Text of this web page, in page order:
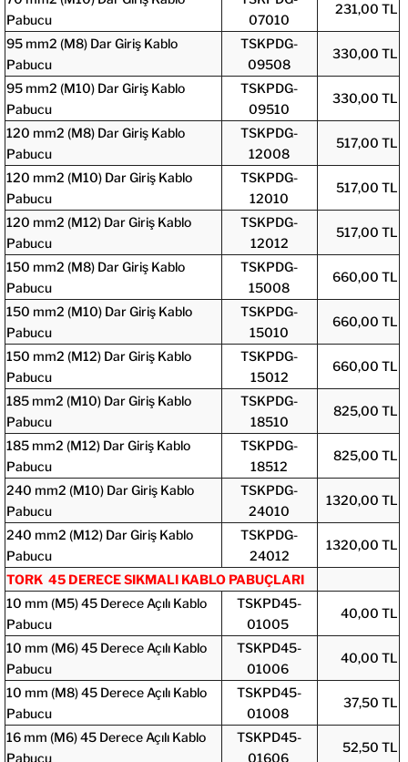
Pabucu
07010
231,00 TL
95 mm2 (M8) Dar Giriş Kablo
Pabucu
TSKPDG-
09508
330,00 TL
95 mm2 (M10) Dar Giriş Kablo
Pabucu
TSKPDG-
09510
330,00 TL
120 mm2 (M8) Dar Giriş Kablo
Pabucu
TSKPDG-
12008
517,00 TL
120 mm2 (M10) Dar Giriş Kablo
Pabucu
TSKPDG-
12010
517,00 TL
120 mm2 (M12) Dar Giriş Kablo
Pabucu
TSKPDG-
12012
517,00 TL
150 mm2 (M8) Dar Giriş Kablo
Pabucu
TSKPDG-
15008
660,00 TL
150 mm2 (M10) Dar Giriş Kablo
Pabucu
TSKPDG-
15010
660,00 TL
150 mm2 (M12) Dar Giriş Kablo
Pabucu
TSKPDG-
15012
660,00 TL
185 mm2 (M10) Dar Giriş Kablo
Pabucu
TSKPDG-
18510
825,00 TL
185 mm2 (M12) Dar Giriş Kablo
Pabucu
TSKPDG-
18512
825,00 TL
240 mm2 (M10) Dar Giriş Kablo
Pabucu
TSKPDG-
24010
1320,00 TL
240 mm2 (M12) Dar Giriş Kablo
Pabucu
TSKPDG-
24012
1320,00 TL
TORK 45 DERECE SIKMALI KABLO PABUÇLARI
10 mm (M5) 45 Derece Açılı Kablo
Pabucu
TSKPD45-
01005
40,00 TL
10 mm (M6) 45 Derece Açılı Kablo
Pabucu
TSKPD45-
01006
40,00 TL
10 mm (M8) 45 Derece Açılı Kablo
Pabucu
TSKPD45-
01008
37,50 TL
16 mm (M6) 45 Derece Açılı Kablo
Pabucu
TSKPD45-
01606
52,50 TL